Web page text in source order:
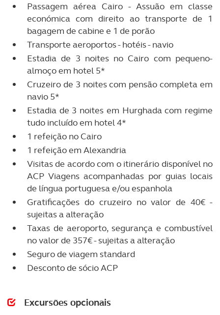
Passagem aérea Cairo - Assuão em classe
económica com direito ao transporte de 1
bagagem de cabine e 1 de porão
Transporte aeroportos - hotéis - navio
Estadia de 3 noites no Cairo com pequeno-
almoço em hotel 5*
Cruzeiro de 3 noites com pensão completa em
navio 5*
Estadia de 3 noites em Hurghada com regime
tudo incluído em hotel 4*
1 refeição no Cairo
1 refeição em Alexandria
Visitas de acordo com o itinerário disponível no
ACP Viagens acompanhadas por guias locais
de língua portuguesa e/ou espanhola
Gratificações do cruzeiro no valor de 40€ -
sujeitas a alteração
Taxas de aeroporto, segurança e combustível
no valor de 357€ - sujeitas a alteração
Seguro de viagem standard
Desconto de sócio ACP
Excursões opcionais